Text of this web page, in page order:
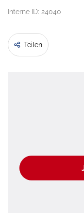
Interne ID: 24040
Teilen